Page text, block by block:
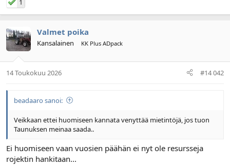
1
Valmet poika
Kansalainen KK Plus ADpack
14 Toukokuu 2026 #14 042
beadaaro sanoi:
Veikkaan ettei huomiseen kannata venyttää mietintöjä, jos tuon
Taunuksen meinaa saada..
Ei huomiseen vaan vuosien päähän ei nyt ole resursseja
rojektin hankitaan...